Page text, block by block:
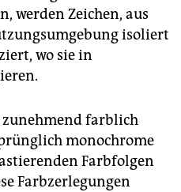
werden Zeichen, aus
isoliert
wo sie in
zunehmend farblich
monochrome
Farbfolgen
Farbzerlegungen